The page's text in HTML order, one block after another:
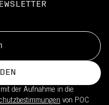
der Aufnahme in die
von POC